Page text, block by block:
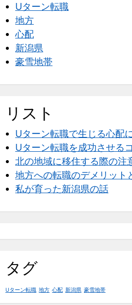
Uターン転職
地方
心配
新潟県
豪雪地帯
リスト
Uターン転職で生じる心配
Uターン転職を成功させる
北の地域に移住する際の注
地方への転職のデメリット
私が育った新潟県の話
タグ
Uターン転職 地方 心配 新潟県 豪雪地帯